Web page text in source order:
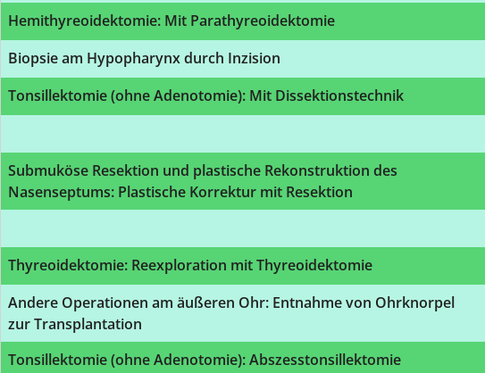
Hemithyreoidektomie: Mit Parathyreoidektomie
Biopsie am Hypopharynx durch Inzision
Tonsillektomie (ohne Adenotomie): Mit Dissektionstechnik
Submuköse Resektion und plastische Rekonstruktion des
Nasenseptums: Plastische Korrektur mit Resektion
Thyreoidektomie: Reexploration mit Thyreoidektomie
Andere Operationen am äußeren Ohr: Entnahme von Ohrknorpel
zur Transplantation
Tonsillektomie (ohne Adenotomie): Abszesstonsillektomie